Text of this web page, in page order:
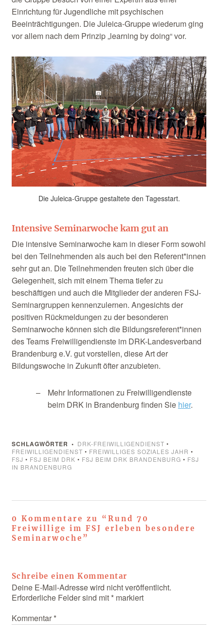
Einrichtung für Jugendliche mit psychischen
Beeinträchtigungen. Die Juleica-Gruppe wiederum ging
vor allem nach dem Prinzip „learning by doing“ vor.
Die Juleica-Gruppe gestaltete den Tagesstart.
Intensive Seminarwoche kam gut an
Die intensive Seminarwoche kam in dieser Form sowohl
bei den Teilnehmenden als auch bei den Referent*innen
sehr gut an. Die Teilnehmenden freuten sich über die
Gelegenheit, sich mit einem Thema tiefer zu
beschäftigen und auch die Mitglieder der anderen FSJ-
Seminargruppen kennenzulernen. Angesichts der
positiven Rückmeldungen zu der besonderen
Seminarwoche können sich die Bildungsreferent*innen
des Teams Freiwilligendienste im DRK-Landesverband
Brandenburg e.V. gut vorstellen, diese Art der
Bildungswoche in Zukunft öfter anzubieten.
Mehr Informationen zu Freiwilligendienste
beim DRK in Brandenburg finden Sie hier.
SCHLAGWÖRTER DRK-FREIWILLIGENDIENST •
FREIWILLIGENDIENST • FREIWILLIGES SOZIALES JAHR •
FSJ • FSJ BEIM DRK • FSJ BEIM DRK BRANDENBURG • FSJ
IN BRANDENBURG
0 Kommentare zu “ Rund 70
Freiwillige im FSJ erleben besondere
Seminarwoche ”
Schreibe einen Kommentar
Deine E-Mail-Adresse wird nicht veröffentlicht.
Erforderliche Felder sind mit *markiert
Kommentar *